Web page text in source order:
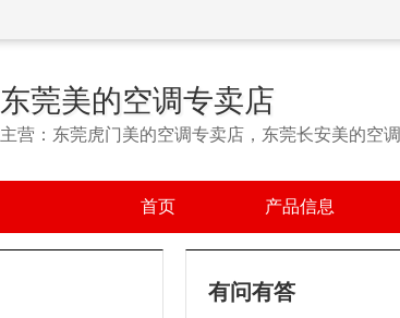
东莞美的空调专卖店
主营：东莞虎门美的空调专卖店，东莞长安美的空
首页 产品信息
有问有答